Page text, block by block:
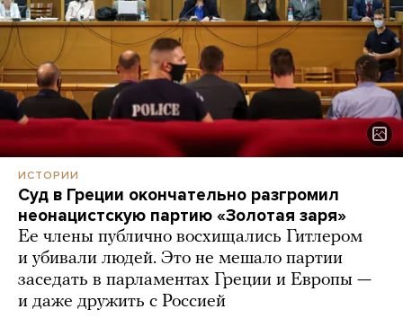
ИСТОРИИ
Суд в Греции окончательно разгромил
неонацистскую партию «Золотая заря»
Ее члены публично восхищались Гитлером
и убивали людей. Это не мешало партии
заседать в парламентах Греции и Европы —
и даже дружить с Россией